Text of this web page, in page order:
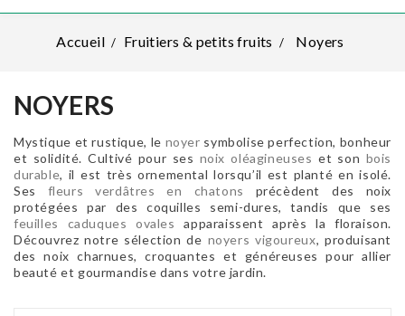
Accueil Fruitiers & petits fruits Noyers
NOYERS
Mystique et rustique, le noyer symbolise perfection, bonheur
et solidité. Cultivé pour ses noix oléagineuses et son bois
durable, il est très ornemental lorsqu’il est planté en isolé.
Ses fleurs verdâtres en chatons
précèdent des noix
protégées par des coquilles semi-dures, tandis que ses
feuilles caduques ovales apparaissent après la floraison.
Découvrez notre sélection de noyers vigoureux, produisant
des noix charnues, croquantes et généreuses pour allier
beauté et gourmandise dans votre jardin.